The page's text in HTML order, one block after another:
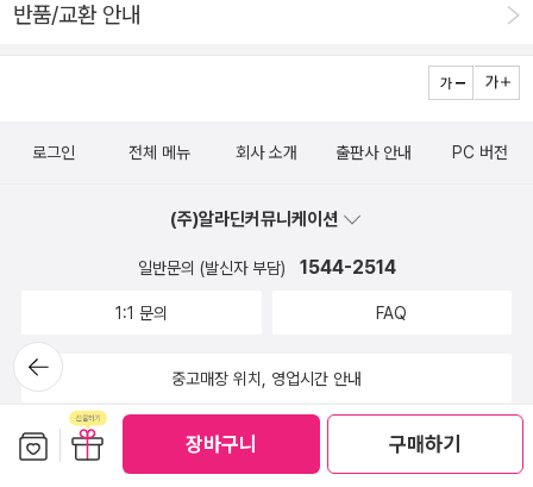
장바구니 구매하기
알려주게 됩니다. ​노키즈존, 자유와 평등의 팽팽한 줄다리기​우리
하고 차별 받는 걸 너무나 싫어하는 우리딸은 노키즈존때문에 안
은 좋은 자리에 앉지 못하고 구석 안좋은 곳에 앉았었어요. 그 날
는데 들어가자마자 아이가 있다며 좋은 예약석이 아닌 구석자리
로 안내해줬습니다. 그당시 초1이였던 우리딸은 그 말이 너무나
어필했지만 식당의 방침이라 어쩔수 없었어요. 그런데 한참 식사
하는 와중에 메인홀 쪽에서 어른들 모임자리에서 와인을 점점 많
이 마셨는지 오히려 더 시끄러웠습니다. 아이가 있는 키즈존이 오
히려 조용하고 노키즈존이였던 어른들만 있는 공간에서 더 큰 소
음이 와서 식사시간을 방해받는 상황이 펼쳐진거죠. 안그래도 뷰
기본 원리를 쉽게 설명하고 있어요. 그리고 정치란 결국 우리 자
각하고 행동하는 과정임을 알려주는 도서랍니다. 초등 학생 관심
그리고 기사의 핵심 내용을 해시태그로 먼저 짐작해 보고 검색도
개념을 정치 핵심 어휘로 강조해 체크를 해두었답니다.​그리고 아
이들이 잘 모르는 어휘를 잘 풀이가 되어 있어 어휘 학습에 도움
은 텍스트가 마음에 들었어요. 너무 길다보면 아이들이 읽다가 핵
심을 파악하기 어렵기 때문에 초등학생들이 읽기에 적당한 길이
의 기사라고 생각이 들었답니다.^^​그리고 내가 기사내용을 잘 이
해를 했는지 체크!기사를 읽고 문제 풀이를 통해 확인을 해볼 수
반품/교환 안내
뒤로가
기
로그인 전체 메뉴 회사 소개 출판사 안내 PC 버전
(주)알라딘커뮤니케이션
일반문의 (발신자 부담) 1544-2514
1:1 문의 FAQ
중고매장 위치, 영업시간 안내